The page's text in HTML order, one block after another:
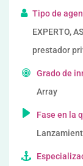
Tipo de
EXPERTO,
prestador
Grado de
Array
Fase en la